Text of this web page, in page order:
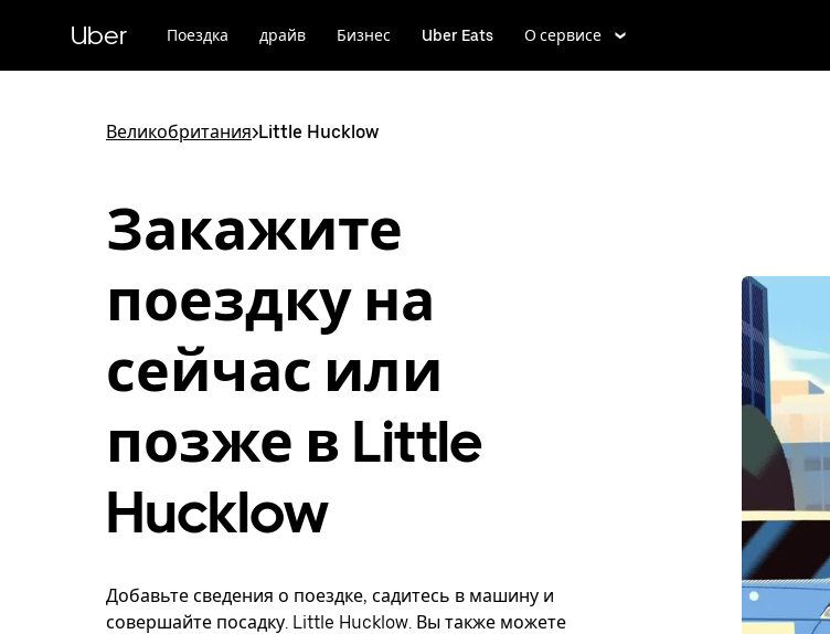
к
Uber Поездка драйв Бизнес Uber Eats О сервисе
Великобритания>Little Hucklow
Закажите
поездку на
сейчас или
позже в Little
Hucklow
Добавьте сведения о поездке, садитесь в машину и
совершайте посадку. Little Hucklow. Вы также можете